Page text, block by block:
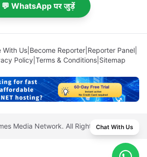
💬 WhatsApp पर जुड़ें
With Us| Become Reporter| Reporter Panel|
Policy Terms & Conditions Sitemap
Media Network. All Rights Reserved.
Chat With Us